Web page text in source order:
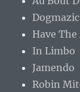
Dogmazic
Have
In Limbo
Jamendo
Robin